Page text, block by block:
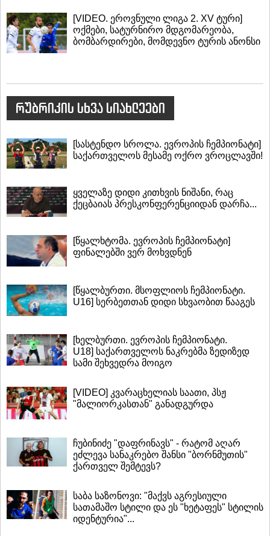
[VIDEO. ეროვნული ლიგა 2. XV ტური]
ოქმები, სატურნირო მდგომარეობა,
ბომბარდირები, მომდევნო ტურის ანონსი
რუბრიკის სხვა სიახლეები
[სასტენდო სროლა. ევროპის ჩემპიონატი]
საქართველოს მესამე ოქრო ვროცლავში!
ყველაზე დიდი კითხვის ნიშანი, რაც
ქეცბაიას პრესკონფერენციიდან დარჩა...
[წყალხტომა. ევროპის ჩემპიონატი]
ფინალებში ვერ მოხვდნენ
[წყალბურთი. მსოფლიოს ჩემპიონატი.
U16] სერბეთთან დიდი სხვაობით წააგეს
[ხელბურთი. ევროპის ჩემპიონატი.
U18] საქართველოს ნაკრებმა ზედიზედ
სამი შეხვედრა მოიგო
[VIDEO] კვარაცხელიას საათი, პსჟ
"მალიორკასთან" განადგურდა
ჩუბინიძე "დაფრინავს" - რატომ აღარ
ეძლევა სანაკრებო შანსი "ბორნმუთის"
ქართველ შემტევს?
საბა საზონოვი: "მაქვს აგრესიული
სათამაშო სტილი და ეს "ხეტაფეს" სტილის
იდენტურია"...